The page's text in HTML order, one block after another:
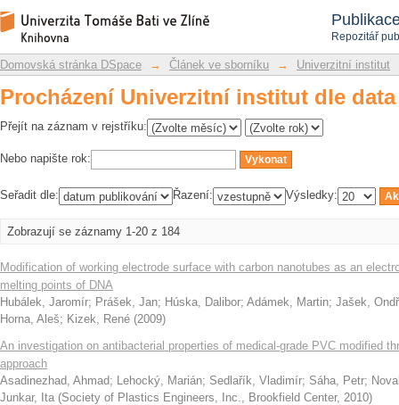
Repozitář
Procházení Univerzitní institut dle
Repozitář DSpace/Manakin
Domovská stránka DSpace → Článek ve sborníku → Univerzitní institut
Procházení Univerzitní institut dle
Přejít na záznam v rejstříku:
Nebo napište rok:
Seřadit dle: Řazení: Výsledky:
Zobrazují se záznamy 1-20 z 184
Modification of working electrode surface with carbon nanotubes as an
melting points of DNA
Hubálek, Jaromír; Prášek, Jan; Húska, Dalibor; Adámek, Martin; Jašek,
Horna, Aleš; Kizek, René (2009)
An investigation on antibacterial properties of medical-grade PVC modified
approach
Asadinezhad, Ahmad; Lehocký, Marián; Sedlařík, Vladimír; Sáha, Petr;
Junkar, Ita (Society of Plastics Engineers, Inc., Brookfield Center, 2010)